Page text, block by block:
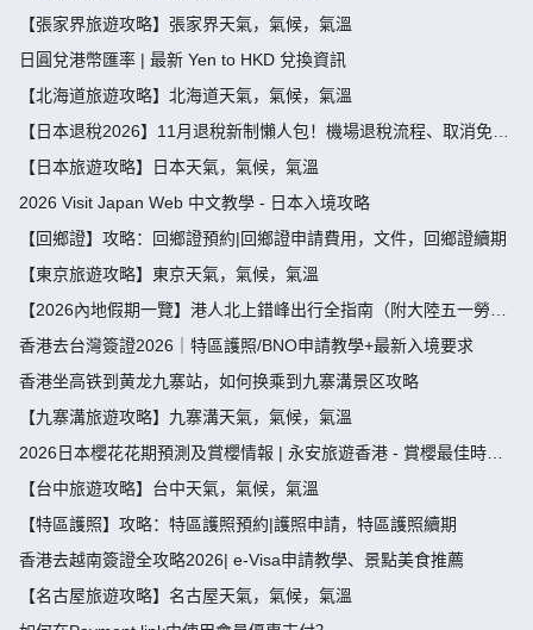
【張家界旅遊攻略】張家界天氣，氣候，氣溫
日圓兌港幣匯率 | 最新 Yen to HKD 兌換資訊
【北海道旅遊攻略】北海道天氣，氣候，氣溫
【日本退稅2026】11月退稅新制懶人包！機場退稅流程、取消免稅
袋及限額全攻略 - 永安旅遊
【日本旅遊攻略】日本天氣，氣候，氣溫
2026 Visit Japan Web 中文教學 - 日本入境攻略
【回鄉證】攻略：回鄉證預約|回鄉證申請費用，文件，回鄉證續期
【東京旅遊攻略】東京天氣，氣候，氣溫
【2026內地假期一覽】港人北上錯峰出行全指南（附大陸五一勞動
節，端午節假期攻略）
香港去台灣簽證2026｜特區護照/BNO申請教學+最新入境要求
香港坐高铁到黄龙九寨站，如何换乘到九寨溝景区攻略
【九寨溝旅遊攻略】九寨溝天氣，氣候，氣溫
2026日本櫻花花期預測及賞櫻情報 | 永安旅遊香港 - 賞櫻最佳時
間、地點推薦
【台中旅遊攻略】台中天氣，氣候，氣溫
【特區護照】攻略：特區護照預約|護照申請，特區護照續期
香港去越南簽證全攻略2026| e-Visa申請教學、景點美食推薦
【名古屋旅遊攻略】名古屋天氣，氣候，氣溫